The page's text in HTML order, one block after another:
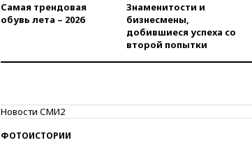
Самая трендовая
обувь лета – 2026
Знаменитости и
бизнесмены,
добившиеся успеха со
второй попытки
Новости СМИ2
ФОТОИСТОРИИ